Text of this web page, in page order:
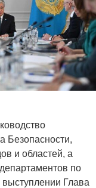
Безопасности,
и областей, а
по
Глава